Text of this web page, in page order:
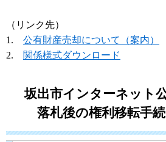
（リンク先）
1. 公有財産売却について（案内）
2. 関係様式ダウンロード
坂出市インターネット
落札後の権利移転手続